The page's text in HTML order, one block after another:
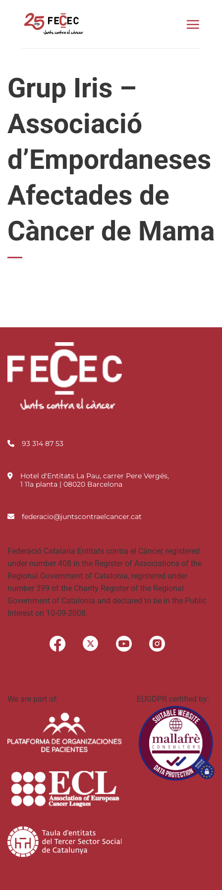
Grup Iris –
Associació
d’Empordaneses
Afectades de
Càncer de Mama
93 314 87 53
Hotel d'Entitats La Pau, carrer Pere Vergés,
1 11a planta | 08020 Barcelona
federacio@juntscontraelcancer.cat
Federació Catalana Entitats contra el Càncer, registered
under number 408 in the Register of Associations of the
Regional Government of Catalonia, registered under
number 399 of the Charity Register of the Regional
Government of Catalonia and declared to be in the Public
Interest on 10-09-2008.
We are part of: EUGDPR certified by: